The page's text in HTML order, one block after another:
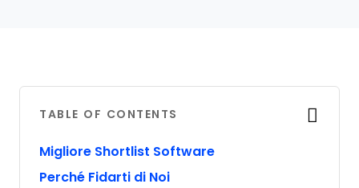
TABLE OF CONTENTS
Migliore Shortlist Software
Perché Fidarti di Noi